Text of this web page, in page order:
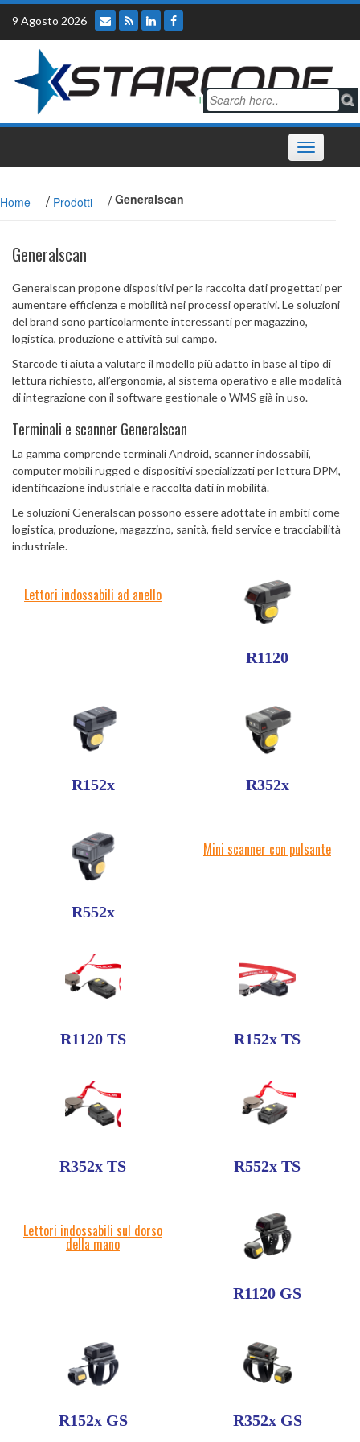
Skip
content
9 Agosto 2026
Toggle
navigation
Home / Prodotti / Generalscan
Generalscan
Generalscan propone dispositivi per la raccolta dati progettati per
aumentare efficienza e mobilità nei processi operativi. Le soluzioni
del brand sono particolarmente interessanti per magazzino,
logistica, produzione e attività sul campo.
Starcode ti aiuta a valutare il modello più adatto in base al tipo di
lettura richiesto, all’ergonomia, al sistema operativo e alle modalità
di integrazione con il software gestionale o WMS già in uso.
Terminali e scanner Generalscan
La gamma comprende terminali Android, scanner indossabili,
computer mobili rugged e dispositivi specializzati per lettura DPM,
identificazione industriale e raccolta dati in mobilità.
Le soluzioni Generalscan possono essere adottate in ambiti come
logistica, produzione, magazzino, sanità, field service e tracciabilità
industriale.
Lettori indossabili ad anello
R1120
R152x R352x
R552x
Mini scanner con pulsante
R1120 TS R152x TS
R352x TS R552x TS
Lettori indossabili sul dorso
della mano
R1120 GS
R152x GS R352x GS